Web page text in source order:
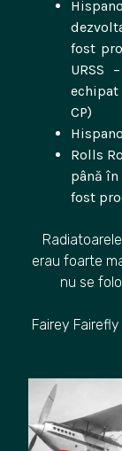
fost
URSS
echipat
CP)
Rolls
până în
fost
erau foarte
nu se
Fairey